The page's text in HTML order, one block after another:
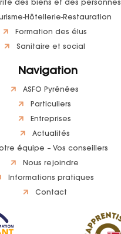
des biens et des personnes
Hôtellerie-Restauration
Formation des élus
Sanitaire et social
Navigation
ASFO Pyrénées
Particuliers
Entreprises
Actualités
équipe – Vos conseillers
Nous rejoindre
Informations pratiques
Contact